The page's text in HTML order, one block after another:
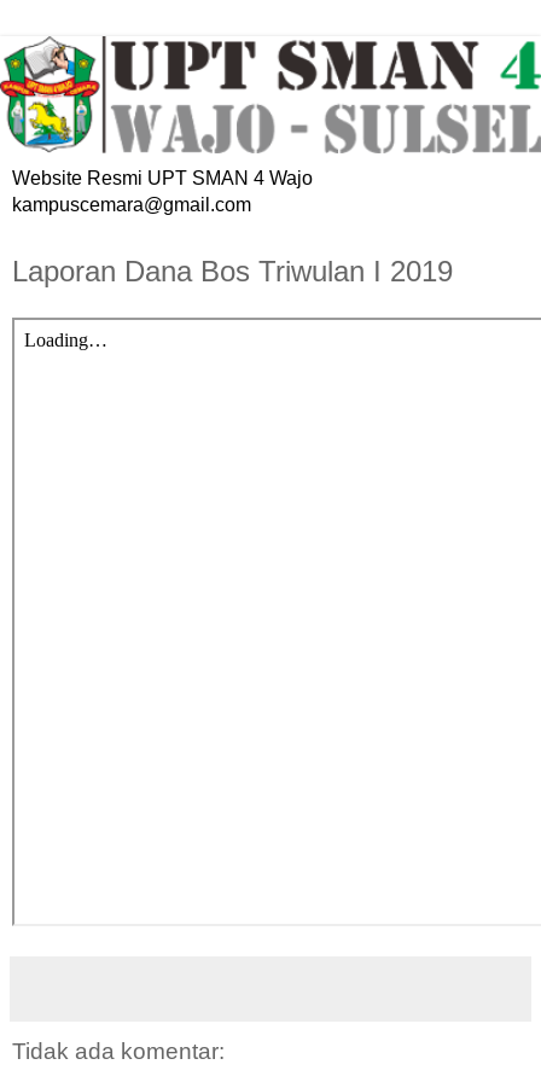
Website Resmi UPT SMAN 4 Wajo
kampuscemara@gmail.com
Laporan Dana Bos Triwulan I 2019
Tidak ada komentar: